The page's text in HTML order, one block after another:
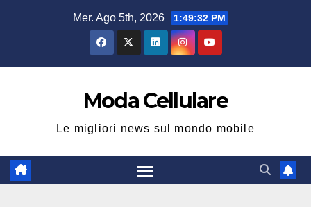
Mer. Ago 5th, 2026 1:49:33 PM
Moda Cellulare
Le migliori news sul mondo mobile